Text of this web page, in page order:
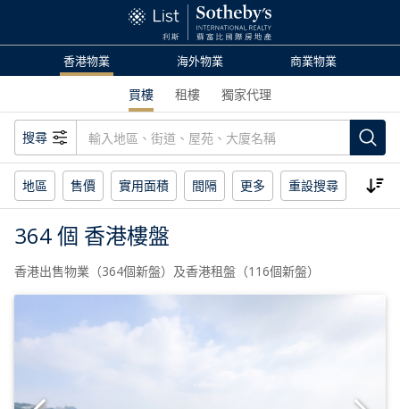
香港物業 海外物業 商業物業
買樓 租樓 獨家代理
搜尋
地區 售價 實用面積 間隔 更多 重設搜尋
364 個 香港樓盤
香港出售物業（364個新盤）及香港租盤（116個新盤）